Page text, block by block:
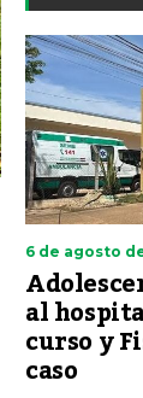
6 de agosto
al
curso y
caso